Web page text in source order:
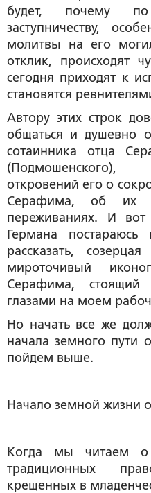
будет, почему
заступничеству,
молитвы на его
отклик, происходят
сегодня приходят к
становятся
Автору этих строк
общаться и душевно
сотаинника отца
(Подмошенского),
откровений его о
Серафима, об их
переживаниях. И
Германа
рассказать,
мироточивый
Серафима,
глазами на моем
Но начать все же
начала земного
пойдем выше.
Начало земной жизни
Когда мы читаем о
традиционных
крещенных в